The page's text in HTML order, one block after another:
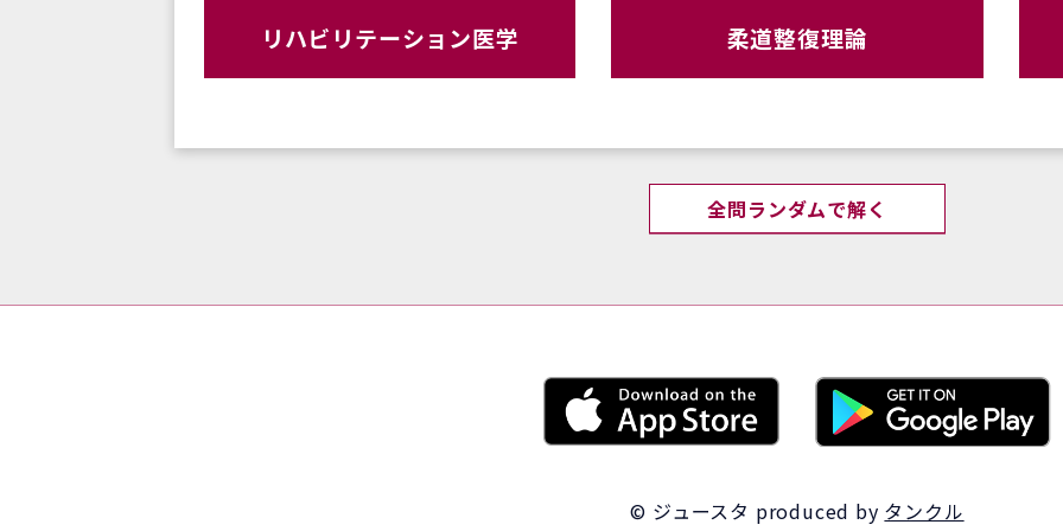
リハビリテーション医学 柔道整復理論
全問ランダムで解く
© ジュースタ produced by タンクル